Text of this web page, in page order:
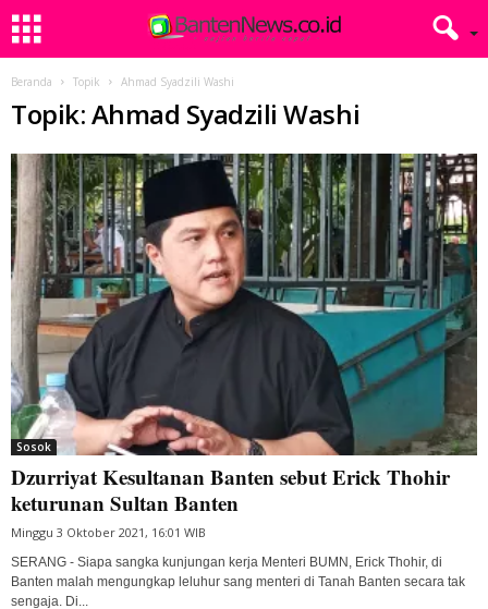
Beranda Topik Ahmad Syadzili Washi
Topik: Ahmad Syadzili Washi
Sosok
Dzurriyat Kesultanan Banten sebut Erick Thohir
keturunan Sultan Banten
Minggu 3 Oktober 2021, 16:01 WIB
SERANG - Siapa sangka kunjungan kerja Menteri BUMN, Erick Thohir, di
Banten malah mengungkap leluhur sang menteri di Tanah Banten secara tak
sengaja. Di...